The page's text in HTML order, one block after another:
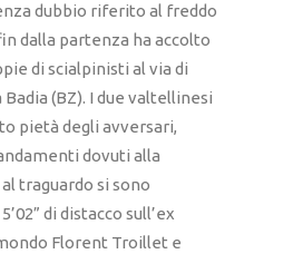
dubbio riferito al freddo
dalla partenza ha accolto
di scialpinisti al via di
(BZ). I due valtellinesi
pietà degli avversari,
dovuti alla
traguardo si sono
di distacco sull’ex
Florent Troillet e